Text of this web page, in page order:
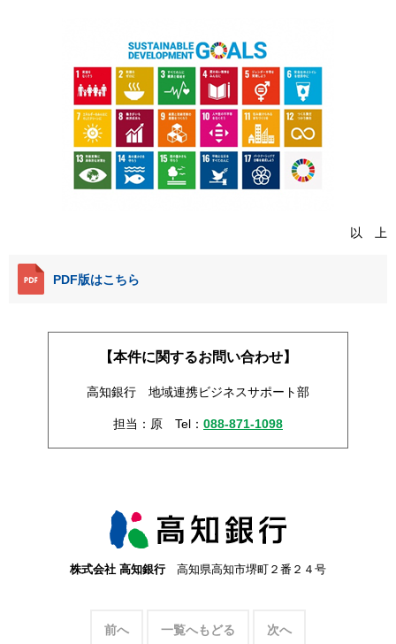
以 上
PDF版はこちら
【本件に関するお問い合わせ】
高知銀行 地域連携ビジネスサポート部
担当：原 Tel： 088-871-1098
株式会社 高知銀行高知県高知市堺町２番２４号
前へ 一覧へもどる 次へ